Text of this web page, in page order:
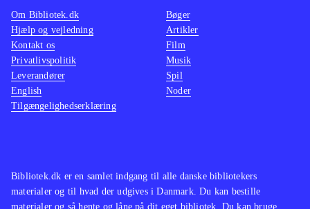
Bibliotek.dk er en samlet indgang til alle danske bibliotekers
materialer og til hvad der udgives i Danmark. Du kan bestille
materialer og så hente og låne på dit eget bibliotek. Du kan bruge
Om Bibliotek.dk
Hjælp og vejledning
Kontakt os
Privatlivspolitik
Leverandører
English
Tilgængelighedserklæring
Bøger
Artikler
Film
Musik
Spil
Noder